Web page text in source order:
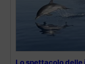
Lo spettacolo delle